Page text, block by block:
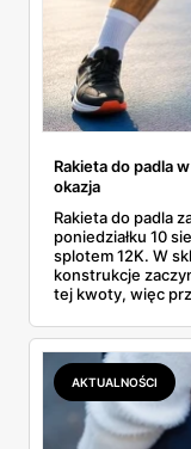
Rakieta do padla
okazja
Rakieta do padla
poniedziałku 10
splotem 12K. W
konstrukcje
tej kwoty, więc
najszybciej
lawinowo, a
dokładnie
faktycznie
AKTUALNOŚCI